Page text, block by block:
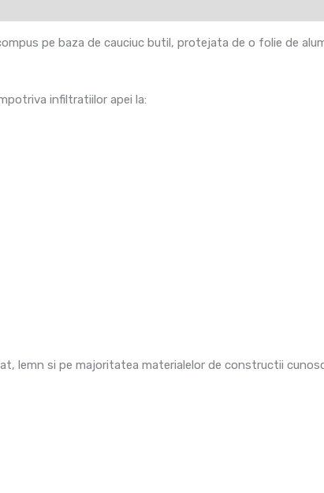
pe baza de cauciuc butil, protejata de o folie de
infiltratiilor apei la:
lemn si pe majoritatea materialelor de constructii